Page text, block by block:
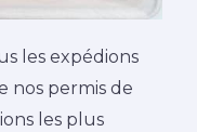
les expédions
nos permis de
les plus